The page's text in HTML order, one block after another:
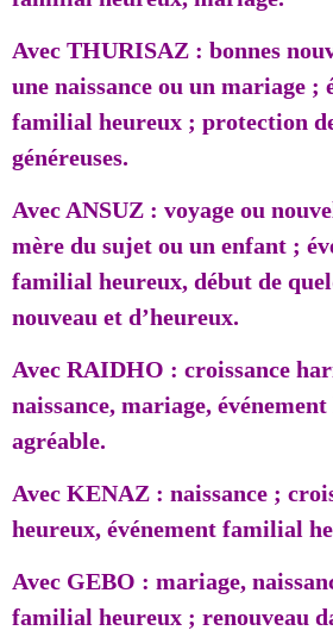
Avec THURISAZ : bonnes
une naissance ou un mariage ;
familial heureux ; protection
généreuses.
Avec ANSUZ : voyage ou
mère du sujet ou un enfant ;
familial heureux, début de
nouveau et d’heureux.
Avec RAIDHO : croissance
naissance, mariage,
agréable.
Avec KENAZ : naissance ;
heureux, événement familial
Avec GEBO : mariage,
familial heureux ; renouveau